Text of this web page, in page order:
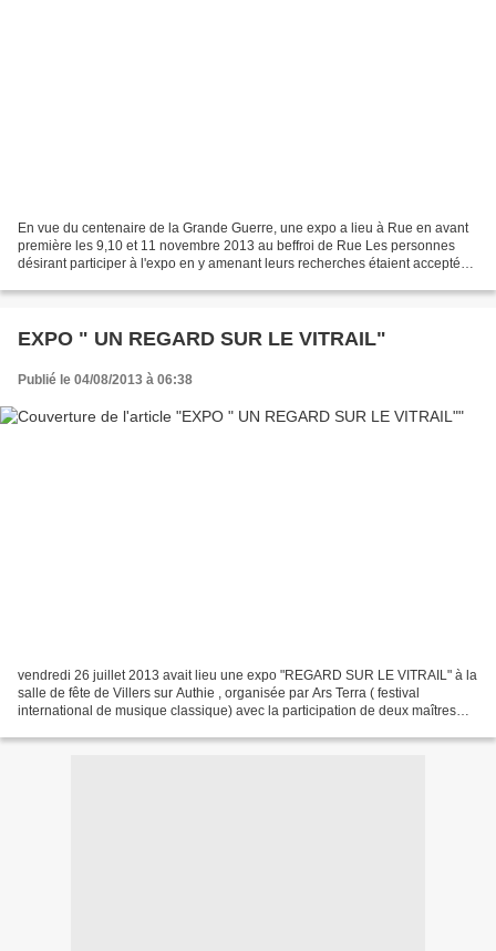
En vue du centenaire de la Grande Guerre, une expo a lieu à Rue en avant
première les 9,10 et 11 novembre 2013 au beffroi de Rue Les personnes
désirant participer à l'expo en y amenant leurs recherches étaient acceptées
EXPO " UN REGARD SUR LE VITRAIL"
Publié le 04/08/2013 à 06:38
vendredi 26 juillet 2013 avait lieu une expo "REGARD SUR LE VITRAIL" à la
salle de fête de Villers sur Authie , organisée par Ars Terra ( festival
international de musique classique) avec la participation de deux maîtres